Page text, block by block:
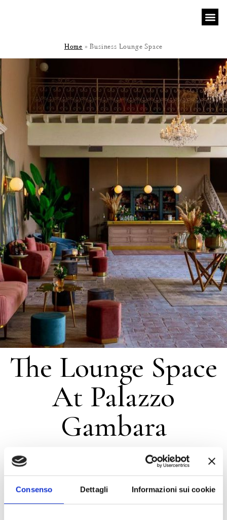
Consenso Dettagli Informazioni sui cookie
Home »Business Lounge Space
The Lounge Space
At Palazzo
Gambara
The Lounge Space is the hall dedicated to welcoming or
celebrations and festivities.